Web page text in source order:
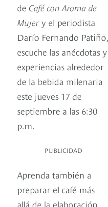
de Café con Aroma de
Mujer y el periodista
Darío Fernando Patiño,
escuche las anécdotas y
experiencias alrededor
de la bebida milenaria
este jueves 17 de
septiembre a las 6:30
p.m.
PUBLICIDAD
Aprenda también a
preparar el café más
allá de la elaboración